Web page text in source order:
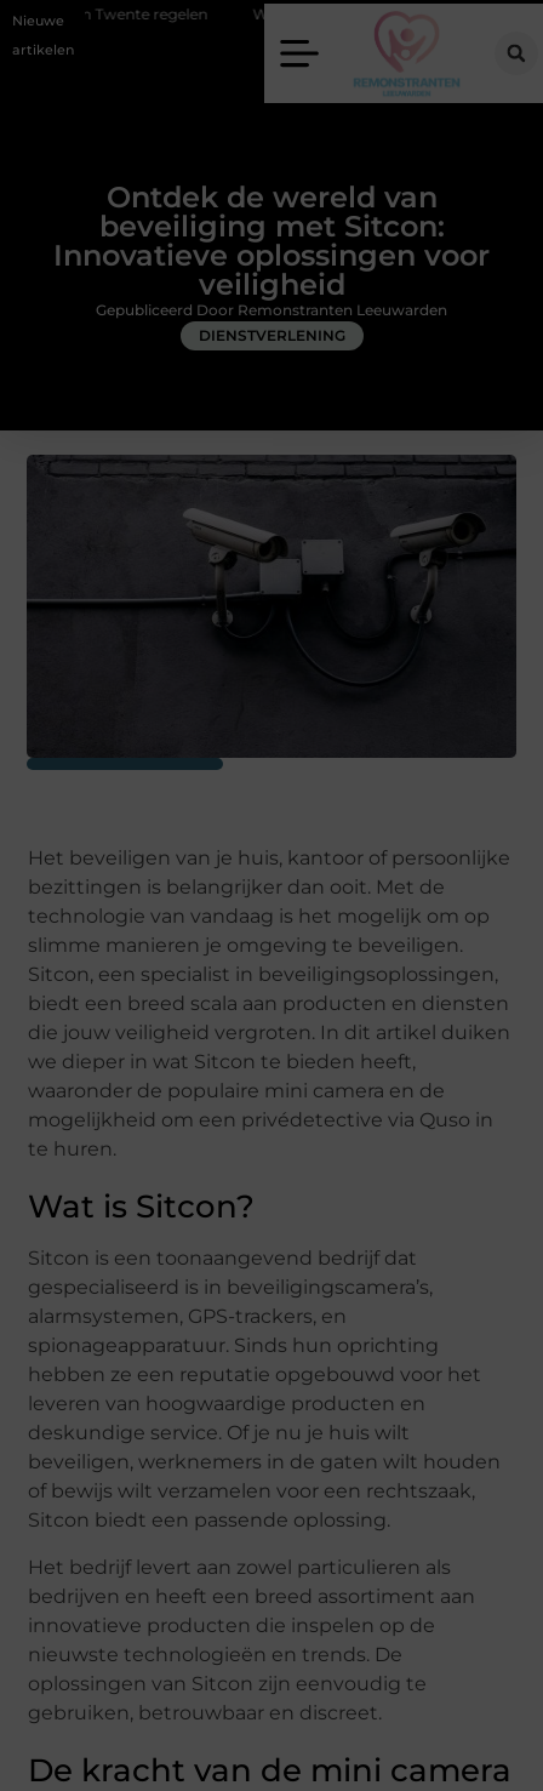
Nieuwe
artikelen
Wat zero-click search betekent voor de toekomst van
Ontdek de wereld van
beveiliging met Sitcon:
Innovatieve oplossingen voor
veiligheid
DIENSTVERLENING
Gepubliceerd Door Remonstranten Leeuwarden
Het beveiligen van je huis, kantoor of persoonlijke
bezittingen is belangrijker dan ooit. Met de
technologie van vandaag is het mogelijk om op
slimme manieren je omgeving te beveiligen.
Sitcon, een specialist in beveiligingsoplossingen,
biedt een breed scala aan producten en diensten
die jouw veiligheid vergroten. In dit artikel duiken
we dieper in wat Sitcon te bieden heeft,
waaronder de populaire mini camera en de
mogelijkheid om een privédetective via Quso in
te huren.
Wat is Sitcon?
Sitcon is een toonaangevend bedrijf dat
gespecialiseerd is in beveiligingscamera’s,
alarmsystemen, GPS-trackers, en
spionageapparatuur. Sinds hun oprichting
hebben ze een reputatie opgebouwd voor het
leveren van hoogwaardige producten en
deskundige service. Of je nu je huis wilt
beveiligen, werknemers in de gaten wilt houden
of bewijs wilt verzamelen voor een rechtszaak,
Sitcon biedt een passende oplossing.
Het bedrijf levert aan zowel particulieren als
bedrijven en heeft een breed assortiment aan
innovatieve producten die inspelen op de
nieuwste technologieën en trends. De
oplossingen van Sitcon zijn eenvoudig te
gebruiken, betrouwbaar en discreet.
De kracht van de mini camera